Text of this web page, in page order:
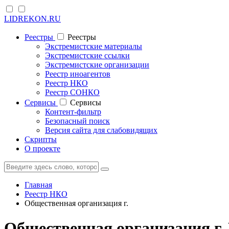
LIDREKON.RU
Реестры
Реестры
Экстремистские материалы
Экстремистские ссылки
Экстремистские организации
Реестр иноагентов
Реестр НКО
Реестр СОНКО
Cервисы
Cервисы
Контент-фильтр
Безопасный поиск
Версия сайта для слабовидящих
Скрипты
О проекте
Главная
Реестр НКО
Общественная организация г.